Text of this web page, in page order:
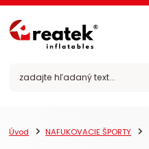
Úvod NAFUKOVACIE ŠPORTY